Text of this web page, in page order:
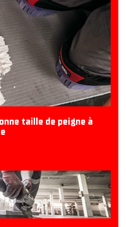
taille de peigne à